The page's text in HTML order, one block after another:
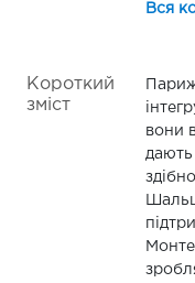
Вся
Короткий
зміст
вони